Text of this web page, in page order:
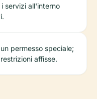
servizi all'interno
permesso speciale;
affisse.